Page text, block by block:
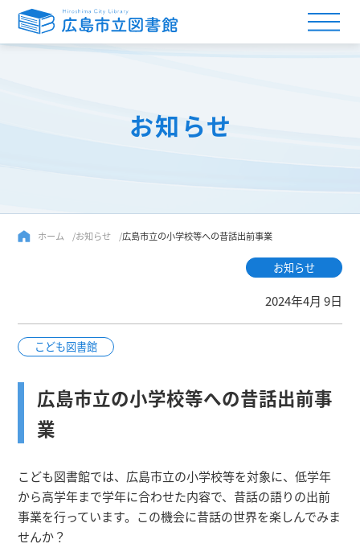
お知らせ
ホーム お知らせ 広島市立の小学校等への昔話出前事業
お知らせ
2024年4月 9日
こども図書館
広島市立の小学校等への昔話出前事
業
こども図書館では、広島市立の小学校等を対象に、低学年
から高学年まで学年に合わせた内容で、昔話の語りの出前
事業を行っています。この機会に昔話の世界を楽しんでみま
せんか？